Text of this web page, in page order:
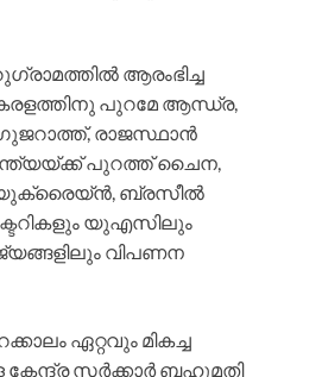
ആരംഭിച്ച
പുറമേ ആന്ധ്ര,
ഗുജറാത്ത്, രാജസ്ഥാൻ
പുറത്ത് ചൈന,
യുക്രൈയ്ൻ, ബ്രസീൽ
യുഎസിലും
വിപണന
ഏറ്റവും മികച്ച
കേന്ദ്ര സർക്കാർ ബഹുമതി